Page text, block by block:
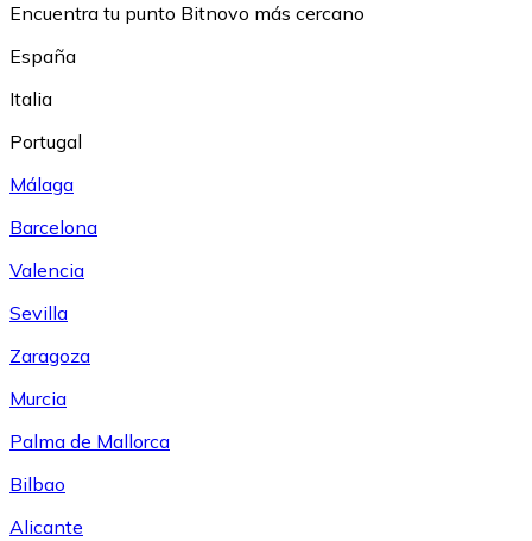
Encuentra tu punto Bitnovo más cercano
España
Italia
Portugal
Málaga
Barcelona
Valencia
Sevilla
Zaragoza
Murcia
Palma de Mallorca
Bilbao
Alicante